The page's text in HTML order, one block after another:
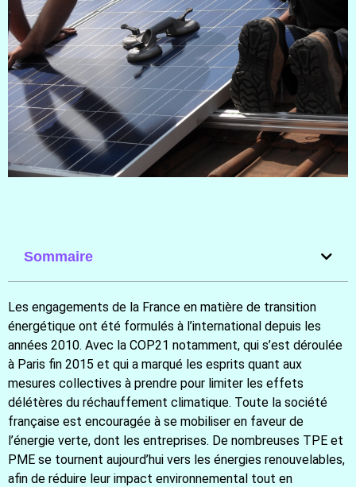
Sommaire
Les engagements de la France en matière de transition
énergétique ont été formulés à l’international depuis les
années 2010. Avec la COP21 notamment, qui s’est déroulée
à Paris fin 2015 et qui a marqué les esprits quant aux
mesures collectives à prendre pour limiter les effets
délétères du réchauffement climatique. Toute la société
française est encouragée à se mobiliser en faveur de
l’énergie verte, dont les entreprises. De nombreuses TPE et
PME se tournent aujourd’hui vers les énergies renouvelables,
afin de réduire leur impact environnemental tout en